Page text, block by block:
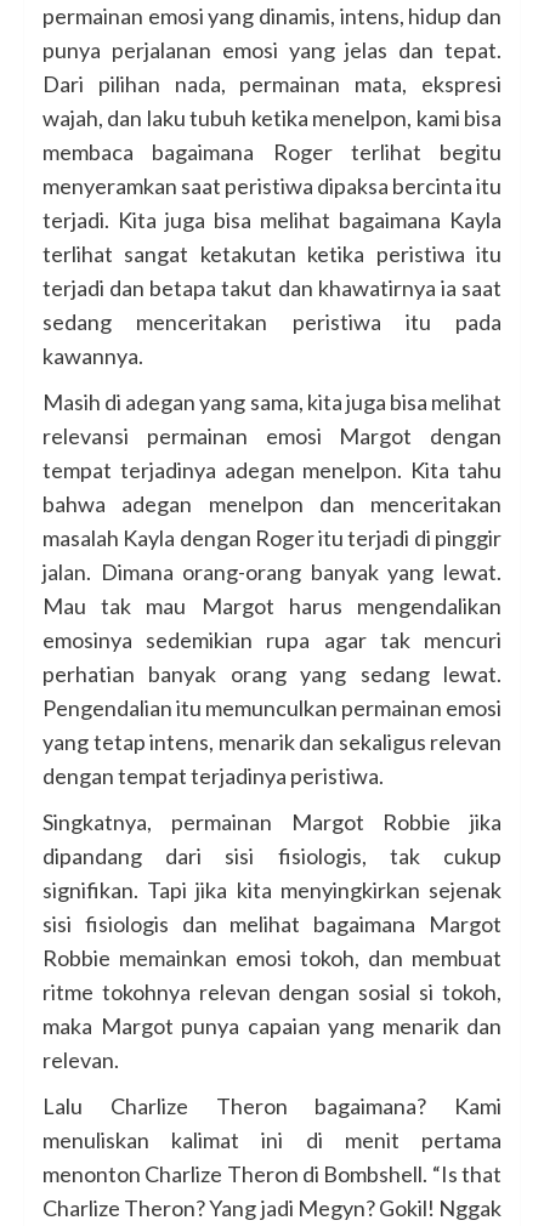
permainan emosi yang dinamis, intens, hidup dan
punya perjalanan emosi yang jelas dan tepat.
Dari pilihan nada, permainan mata, ekspresi
wajah, dan laku tubuh ketika menelpon, kami bisa
membaca bagaimana Roger terlihat begitu
menyeramkan saat peristiwa dipaksa bercinta itu
terjadi. Kita juga bisa melihat bagaimana Kayla
terlihat sangat ketakutan ketika peristiwa itu
terjadi dan betapa takut dan khawatirnya ia saat
sedang menceritakan peristiwa itu pada
kawannya.
Masih di adegan yang sama, kita juga bisa melihat
relevansi permainan emosi Margot dengan
tempat terjadinya adegan menelpon. Kita tahu
bahwa adegan menelpon dan menceritakan
masalah Kayla dengan Roger itu terjadi di pinggir
jalan. Dimana orang-orang banyak yang lewat.
Mau tak mau Margot harus mengendalikan
emosinya sedemikian rupa agar tak mencuri
perhatian banyak orang yang sedang lewat.
Pengendalian itu memunculkan permainan emosi
yang tetap intens, menarik dan sekaligus relevan
dengan tempat terjadinya peristiwa.
Singkatnya, permainan Margot Robbie jika
dipandang dari sisi fisiologis, tak cukup
signifikan. Tapi jika kita menyingkirkan sejenak
sisi fisiologis dan melihat bagaimana Margot
Robbie memainkan emosi tokoh, dan membuat
ritme tokohnya relevan dengan sosial si tokoh,
maka Margot punya capaian yang menarik dan
relevan.
Lalu Charlize Theron bagaimana? Kami
menuliskan kalimat ini di menit pertama
menonton Charlize Theron di Bombshell. “Is that
Charlize Theron? Yang jadi Megyn? Gokil! Nggak